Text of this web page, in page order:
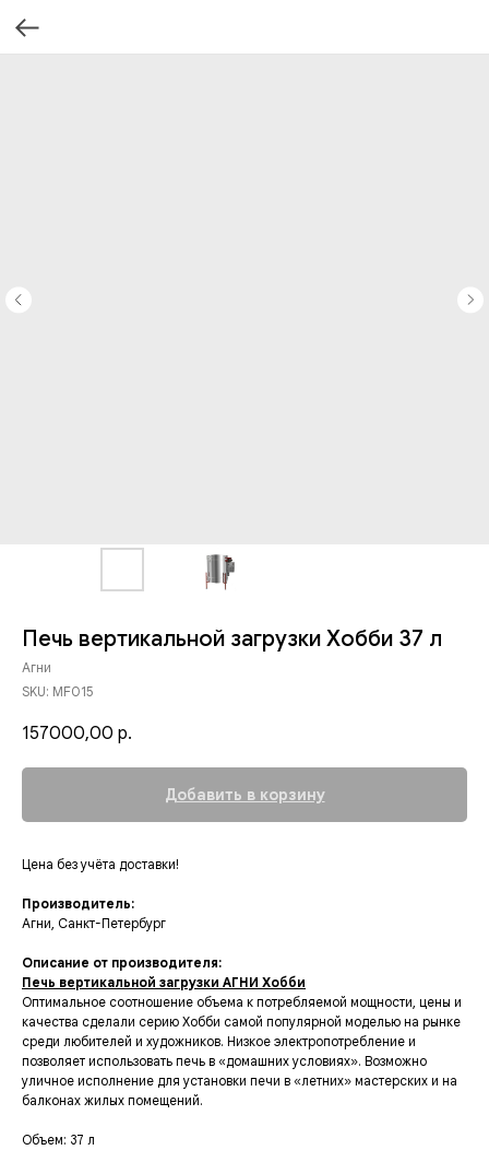
Печь вертикальной загрузки Хобби 37 л
Агни
SKU: MF015
157000,00 р.
Добавить в корзину
Цена без учёта доставки!
Производитель:
Агни, Санкт-Петербург
Описание от производителя:
Печь вертикальной загрузки АГНИ Хобби
Оптимальное соотношение объема к потребляемой мощности, цены и
качества сделали серию Хобби самой популярной моделью на рынке
среди любителей и художников. Низкое электропотребление и
позволяет использовать печь в «домашних условиях». Возможно
уличное исполнение для установки печи в «летних» мастерских и на
балконах жилых помещений.
Объем: 37 л